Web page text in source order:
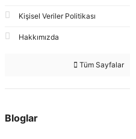
Kişisel Veriler Politikası
Hakkımızda
Tüm Sayfalar
Bloglar